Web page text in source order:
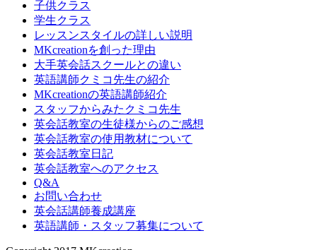
子供クラス
学生クラス
レッスンスタイルの詳しい説明
MKcreationを創った理由
大手英会話スクールとの違い
英語講師クミコ先生の紹介
MKcreationの英語講師紹介
スタッフからみたクミコ先生
英会話教室の生徒様からのご感想
英会話教室の使用教材について
英会話教室日記
英会話教室へのアクセス
Q&A
お問い合わせ
英会話講師養成講座
英語講師・スタッフ募集について